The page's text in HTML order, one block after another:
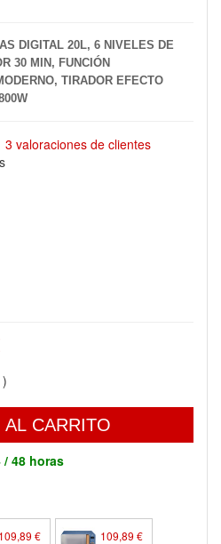
DIGITAL 20L, 6 NIVELES DE
30 MIN, FUNCIÓN
TIRADOR EFECTO
3 valoraciones de clientes
AL CARRITO
/ 48 horas
109,89 € 109,89 €